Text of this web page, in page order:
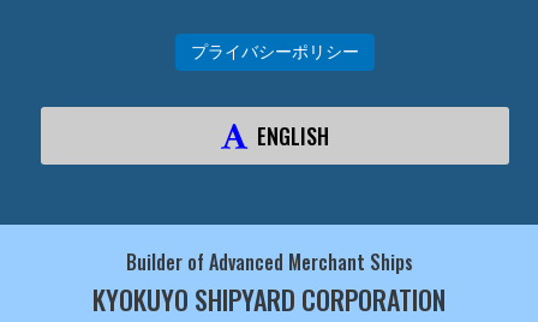
プライバシーポリシー
ENGLISH
Builder of Advanced Merchant Ships
KYOKUYO SHIPYARD CORPORATION